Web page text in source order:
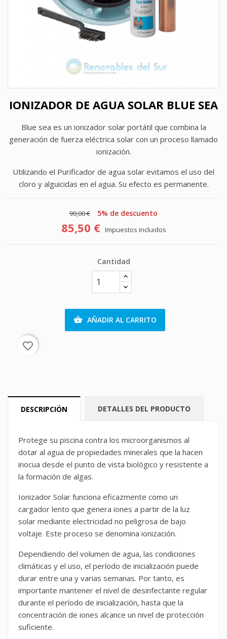
IONIZADOR DE AGUA SOLAR BLUE SEA
Blue sea es un ionizador solar portátil que combina la
generación de fuerza eléctrica solar con un proceso llamado
ionización.
Utilizando el Purificador de agua solar evitamos el uso del
cloro y alguicidas en el agua. Su efecto es permanente.
90,00 € 5% de descuento
85,50 € Impuestos incluidos
Cantidad
 AÑADIR AL CARRITO
favorite_border
DESCRIPCIÓN DETALLES DEL PRODUCTO
Protege su piscina contra los microorganismos al
dotar al agua de propiedades minerales que la hacen
inocua desde el punto de vista biológico y resistente a
la formación de algas.
Ionizador Solar funciona eficazmente como un
cargador lento que genera iones a partir de la luz
solar mediante electricidad no peligrosa de bajo
voltaje. Este proceso se denomina ionización.
Dependiendo del volumen de agua, las condiciones
climáticas y el uso, el período de inicialización puede
durar entre una y varias semanas. Por tanto, es
importante mantener el nivel de desinfectante regular
durante el período de inicialización, hasta que la
concentración de iones alcance un nivel de protección
suficiente.